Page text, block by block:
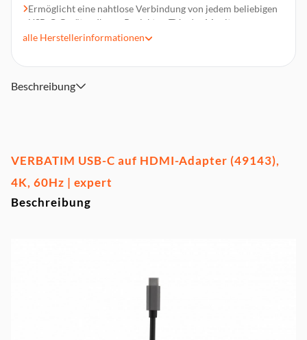
Ermöglicht eine nahtlose Verbindung von jedem beliebigen
USB-C-Gerät zu Ihrem Projektor, TV oder Monitor
Die HDMI-Schnittstelle unterstützt bis zu 4K
Monitor
Hochwertiges Aluminium-Gehäuse, perfekt für unterwegs
alle Herstellerinformationen
Beschreibung
VERBATIM USB-C auf HDMI-Adapter (49143),
4K, 60Hz | expert
Beschreibung